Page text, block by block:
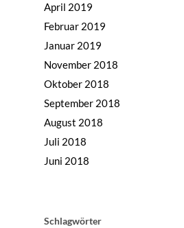
April 2019
Februar 2019
Januar 2019
November 2018
Oktober 2018
September 2018
August 2018
Juli 2018
Juni 2018
Schlagwörter